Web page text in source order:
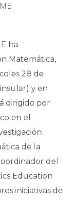
ha
Matemática,
28 de
y en
dirigido por
en el
de la
del
Education
iniciativas de